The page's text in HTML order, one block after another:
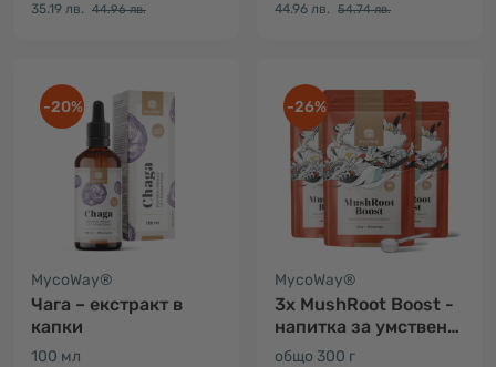
35.19 лв.
44.96 лв.
44.96 лв.
54.74 лв.
-20%
MycoWay®
Чага – екстракт в
капки
100 мл
-26%
MycoWay®
3x MushRoot Boost -
напитка за умствена
ефективност
общо 300 г